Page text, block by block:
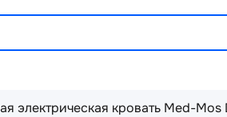
электрическая кровать Med-